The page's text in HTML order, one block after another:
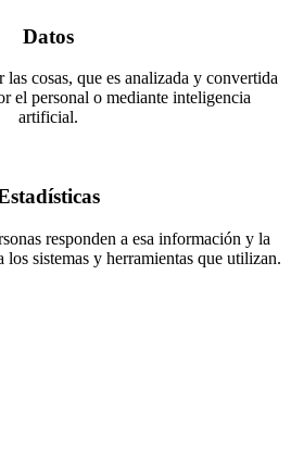
Datos
cosas, que es analizada y convertida
el personal o mediante inteligencia
artificial.
responden a esa información y la
los sistemas y herramientas que utilizan.